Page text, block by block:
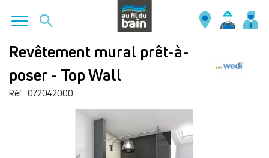
Aller
contenu
principal
Revêtement mural prêt-à-
poser - Top Wall
Réf : 072042000